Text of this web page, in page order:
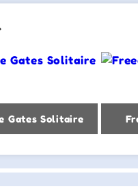
Gates Solitaire